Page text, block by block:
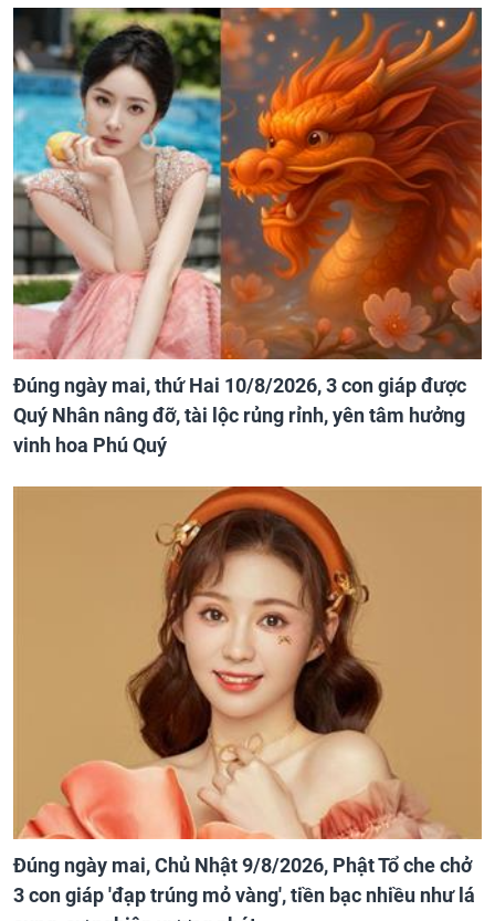
Đúng ngày mai, thứ Hai 10/8/2026, 3 con giáp được
Quý Nhân nâng đỡ, tài lộc rủng rỉnh, yên tâm hưởng
vinh hoa Phú Quý
Đúng ngày mai, Chủ Nhật 9/8/2026, Phật Tổ che chở
3 con giáp 'đạp trúng mỏ vàng', tiền bạc nhiều như lá